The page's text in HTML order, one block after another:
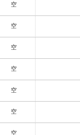
空
空
空
空
空
空
空